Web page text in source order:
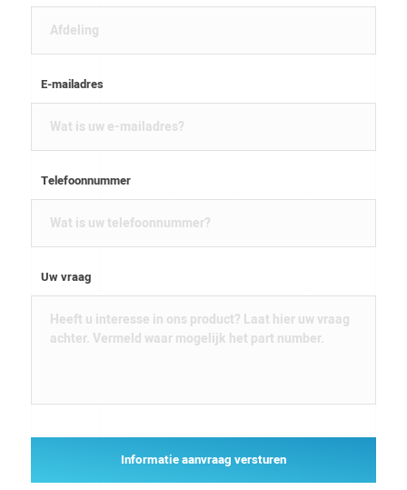
E-mailadres
Telefoonnummer
Uw vraag
Informatie aanvraag versturen